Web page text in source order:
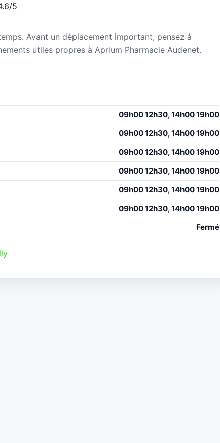
5
Avant un déplacement important, pensez à
utiles propres à Aprium Pharmacie Audenet.
09h00 12h30, 14h00 19h00
09h00 12h30, 14h00 19h00
09h00 12h30, 14h00 19h00
09h00 12h30, 14h00 19h00
09h00 12h30, 14h00 19h00
09h00 12h30, 14h00 19h00
Fermé